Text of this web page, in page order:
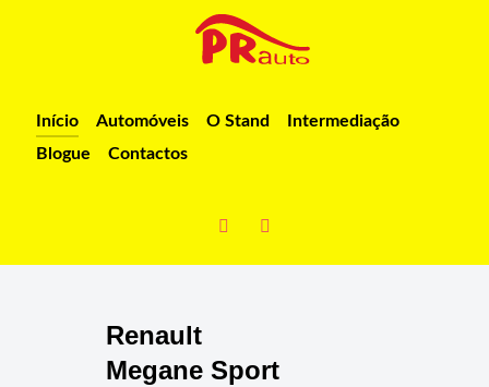
Início Automóveis O Stand
Intermediação
Blogue
Contactos
Renault
Megane Sport